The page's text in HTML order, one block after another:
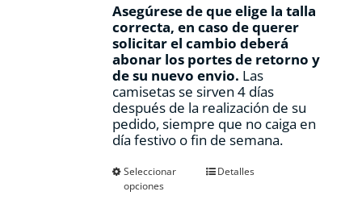
Asegúrese de que elige la talla
correcta, en caso de querer
solicitar el cambio deberá
abonar los portes de retorno y
de su nuevo envio. Las
camisetas se sirven 4 días
después de la realización de su
pedido, siempre que no caiga en
día festivo o fin de semana.
Seleccionar
opciones
EsteDetalles